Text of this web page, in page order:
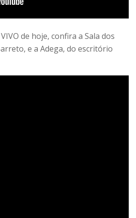
de hoje, confira a Sala dos
e a Adega, do escritório